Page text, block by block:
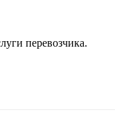
перевозчика.